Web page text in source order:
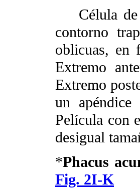
Célula de
contorno
oblicuas, en
Extremo
Extremo
un
Película con
desigual
*Phacus
Fig. 2I-K